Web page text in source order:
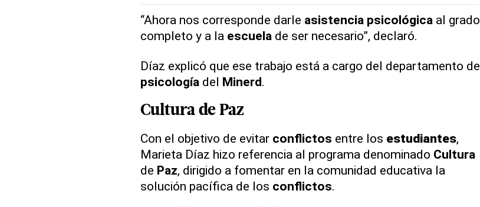
“Ahora nos corresponde darle asistencia psicológica al grado
completo y a la escuela de ser necesario”, declaró.
Díaz explicó que ese trabajo está a cargo del departamento de
psicología del Minerd.
Culturade Paz
Con el objetivo de evitar conflictos entre los estudiantes,
Marieta Díaz hizo referencia al programa denominado Cultura
de Paz, dirigido a fomentar en la comunidad educativa la
solución pacífica de los conflictos.